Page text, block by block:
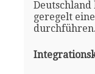
Deutschland
geregelt
durchführen.